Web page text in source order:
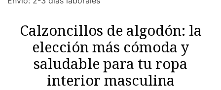
Calzoncillos de algodón: la
elección más cómoda y
saludable para tu ropa
interior masculina